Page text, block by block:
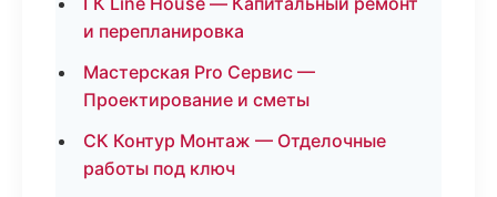
и перепланировка
Мастерская Pro Сервис —
Проектирование и сметы
СК Контур Монтаж — Отделочные
работы под ключ